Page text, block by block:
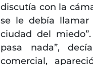
discutía con la
se le debía llamar
ciudad del
pasa nada”,
comercial,